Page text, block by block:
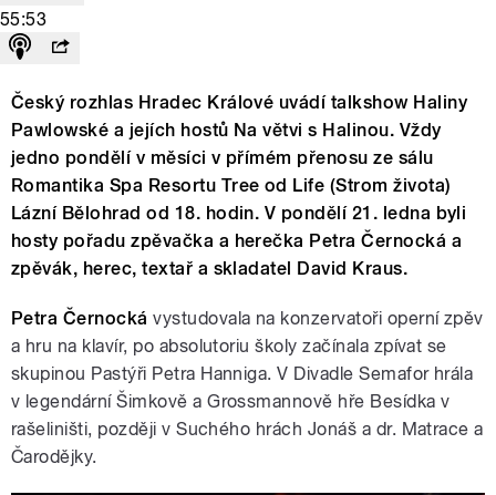
55:53
Český rozhlas Hradec Králové uvádí talkshow Haliny
Pawlowské a jejích hostů Na větvi s Halinou. Vždy
jedno pondělí v měsíci v přímém přenosu ze sálu
Romantika Spa Resortu Tree od Life (Strom života)
Lázní Bělohrad od 18. hodin. V pondělí 21. ledna byli
hosty pořadu zpěvačka a herečka Petra Černocká a
zpěvák, herec, textař a skladatel David Kraus.
Petra Černocká vystudovala na konzervatoři operní zpěv
a hru na klavír, po absolutoriu školy začínala zpívat se
skupinou Pastýři Petra Hanniga. V Divadle Semafor hrála
v legendární Šimkově a Grossmannově hře Besídka v
rašeliništi, později v Suchého hrách Jonáš a dr. Matrace a
Čarodějky.